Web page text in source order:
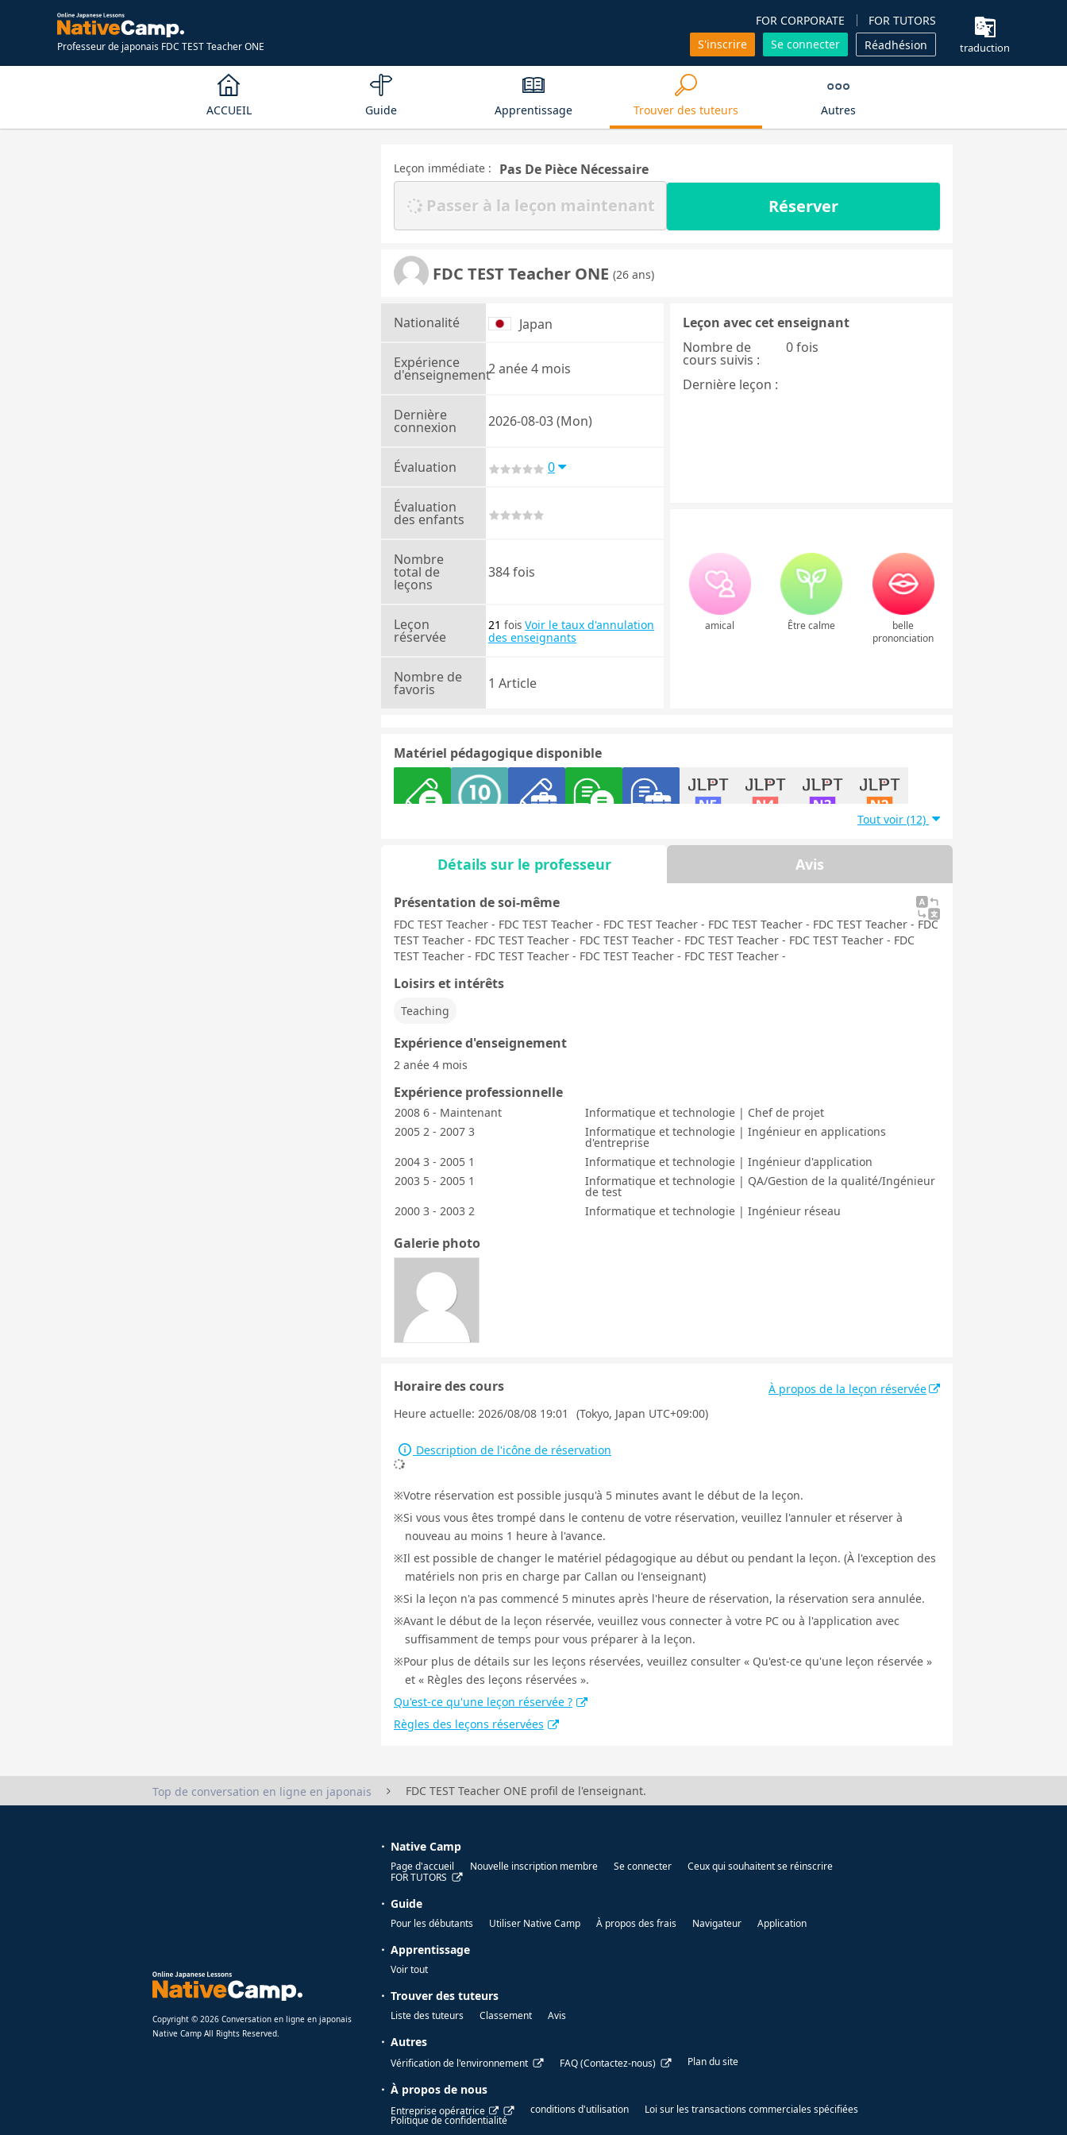
Professeur de japonais FDC TEST Teacher ONE
FOR CORPORATE
FOR TUTORS
S'inscrire
Se connecter Réadhésion traduction
ACCUEIL Guide Apprentissage Trouver des tuteurs Autres
Leçon immédiate : Pas De Pièce Nécessaire
Passer à la leçon maintenant Réserver
FDC TEST Teacher ONE (26 ans)
Nationalité Japan
Expérience
d'enseignement2 anée 4 mois
Dernière
connexion 2026-08-03 (Mon)
Évaluation 0
Évaluation
des enfants
Nombre
total de
leçons
384 fois
Leçon
réservée
21 fois Voir le taux d'annulation
des enseignants
Nombre de
favoris 1 Article
Leçon avec cet enseignant
Nombre de
cours suivis :
0 fois
Dernière leçon :
amical Être calme
belle
prononciation
Matériel pédagogique disponible
日本語能力試
験1級
Discussion
libre
デイリートピ
ック
Tout voir (12)
Détails sur le professeur Avis
Présentation de soi-même
FDC TEST Teacher - FDC TEST Teacher - FDC TEST Teacher - FDC TEST Teacher - FDC TEST Teacher - FDC
TEST Teacher - FDC TEST Teacher - FDC TEST Teacher - FDC TEST Teacher - FDC TEST Teacher - FDC
TEST Teacher - FDC TEST Teacher - FDC TEST Teacher - FDC TEST Teacher -
Loisirs et intérêts
Teaching
Expérience d'enseignement
2 anée 4 mois
Expérience professionnelle
2008 6 - Maintenant
Informatique et technologie | Chef de projet
2005 2 - 2007 3
Informatique et technologie | Ingénieur en applications
d'entreprise
2004 3 - 2005 1
Informatique et technologie | Ingénieur d'application
2003 5 - 2005 1
Informatique et technologie | QA/Gestion de la qualité/Ingénieur
de test
2000 3 - 2003 2
Informatique et technologie | Ingénieur réseau
Galerie photo
Horaire des cours
À propos de la leçon réservée
Heure actuelle: 2026/08/08 19:01 (Tokyo, Japan UTC+09:00)
Description de l'icône de réservation
Votre réservation est possible jusqu'à 5 minutes avant le début de la leçon.
Si vous vous êtes trompé dans le contenu de votre réservation, veuillez l'annuler et réserver à
nouveau au moins 1 heure à l'avance.
Il est possible de changer le matériel pédagogique au début ou pendant la leçon. (À l'exception des
matériels non pris en charge par Callan ou l'enseignant)
Si la leçon n'a pas commencé 5 minutes après l'heure de réservation, la réservation sera annulée.
Avant le début de la leçon réservée, veuillez vous connecter à votre PC ou à l'application avec
suffisamment de temps pour vous préparer à la leçon.
Pour plus de détails sur les leçons réservées, veuillez consulter « Qu'est-ce qu'une leçon réservée »
et « Règles des leçons réservées ».
Qu'est-ce qu'une leçon réservée ?
Règles des leçons réservées
Top de conversation en ligne en japonais FDC TEST Teacher ONE profil de l'enseignant.
Copyright © 2026 Conversation en ligne en japonais
Native Camp All Rights Reserved.
Native Camp
Page d'accueil Nouvelle inscription membre Se connecter
Ceux qui souhaitent se réinscrire
FOR TUTORS
Guide
Pour les débutants Utiliser Native Camp À propos des frais Navigateur Application
Apprentissage
Voir tout
Trouver des tuteurs
Liste des tuteurs Classement Avis
Autres
Vérification de l'environnement FAQ (Contactez-nous) Plan du site
À propos de nous
Entreprise opératrice conditions d'utilisation
Loi sur les transactions commerciales spécifiées
Politique de confidentialité